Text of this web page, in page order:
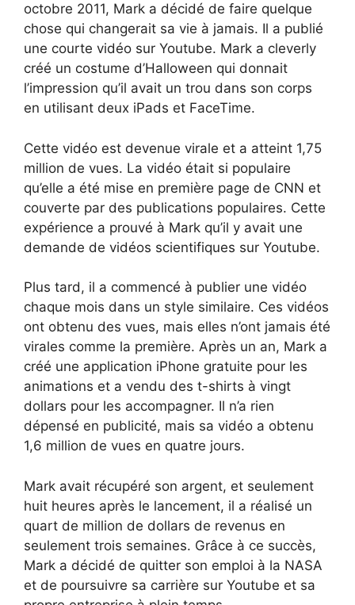
octobre 2011, Mark a décidé de faire quelque
chose qui changerait sa vie à jamais. Il a publié
une courte vidéo sur Youtube. Mark a cleverly
créé un costume d’Halloween qui donnait
l’impression qu’il avait un trou dans son corps
en utilisant deux iPads et FaceTime.
Cette vidéo est devenue virale et a atteint 1,75
million de vues. La vidéo était si populaire
qu’elle a été mise en première page de CNN et
couverte par des publications populaires. Cette
expérience a prouvé à Mark qu’il y avait une
demande de vidéos scientifiques sur Youtube.
Plus tard, il a commencé à publier une vidéo
chaque mois dans un style similaire. Ces vidéos
ont obtenu des vues, mais elles n’ont jamais été
virales comme la première. Après un an, Mark a
créé une application iPhone gratuite pour les
animations et a vendu des t-shirts à vingt
dollars pour les accompagner. Il n’a rien
dépensé en publicité, mais sa vidéo a obtenu
1,6 million de vues en quatre jours.
Mark avait récupéré son argent, et seulement
huit heures après le lancement, il a réalisé un
quart de million de dollars de revenus en
seulement trois semaines. Grâce à ce succès,
Mark a décidé de quitter son emploi à la NASA
et de poursuivre sa carrière sur Youtube et sa